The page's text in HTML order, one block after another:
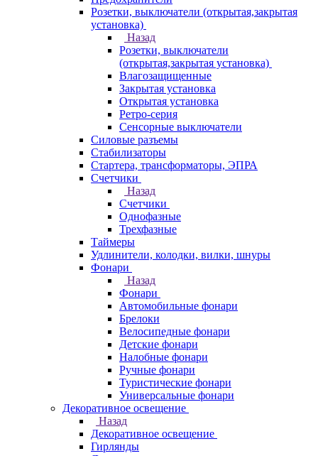
Розетки, выключатели (открытая,закрытая
установка)
Назад
Розетки, выключатели
(открытая,закрытая установка)
Влагозащищенные
Закрытая установка
Открытая установка
Ретро-серия
Сенсорные выключатели
Силовые разъемы
Стабилизаторы
Стартера, трансформаторы, ЭПРА
Счетчики
Назад
Счетчики
Однофазные
Трехфазные
Таймеры
Удлинители, колодки, вилки, шнуры
Фонари
Назад
Фонари
Автомобильные фонари
Брелоки
Велосипедные фонари
Детские фонари
Налобные фонари
Ручные фонари
Туристические фонари
Универсальные фонари
Декоративное освещение
Назад
Декоративное освещение
Гирлянды